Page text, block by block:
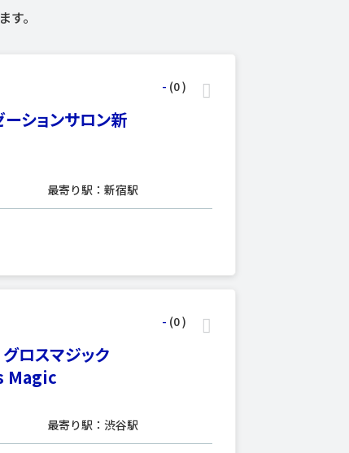
。
ーションサロン新
最寄り駅：新宿駅
- (0)
ロスマジック
Magic
最寄り駅：渋谷駅
- (0)